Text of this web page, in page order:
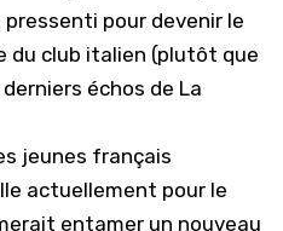
pressenti pour devenir le
club italien (plutôt que
échos de La
jeunes français
actuellement pour le
entamer un nouveau